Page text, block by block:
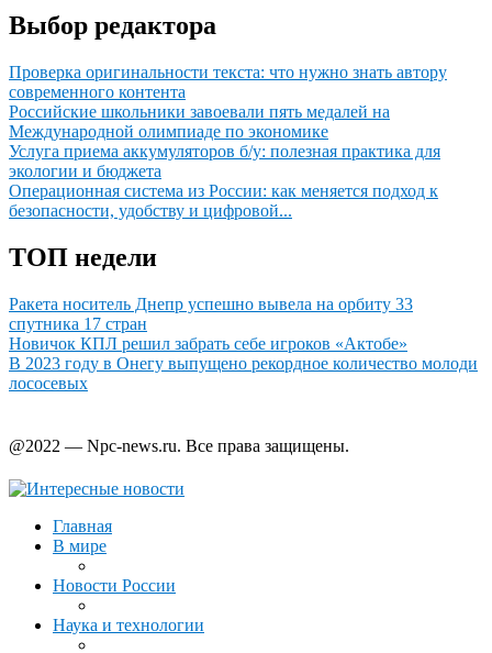
Выбор редактора
Проверка оригинальности текста: что нужно знать автору
современного контента
Российские школьники завоевали пять медалей на
Международной олимпиаде по экономике
Услуга приема аккумуляторов б/у: полезная практика для
экологии и бюджета
Операционная система из России: как меняется подход к
безопасности, удобству и цифровой...
ТОП недели
Ракета носитель Днепр успешно вывела на орбиту 33
спутника 17 стран
Новичок КПЛ решил забрать себе игроков «Актобе»
В 2023 году в Онегу выпущено рекордное количество молоди
лососевых
@2022 — Npc-news.ru. Все права защищены.
Главная
В мире
Новости России
Наука и технологии